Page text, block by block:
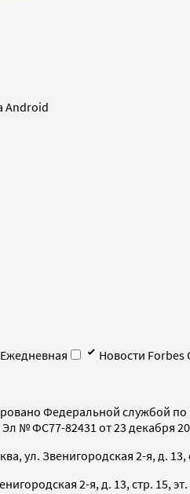
Android
Ежедневная
Новости Forbes
Федеральной службой
№ ФС77-82431 от 23 декабря
ул. Звенигородская 2-я, д. 13,
2-я, д. 13, стр. 15,